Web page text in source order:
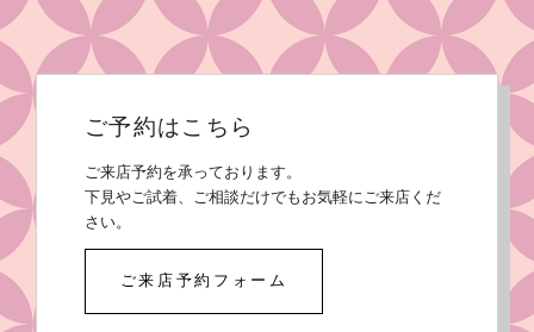
ご予約はこちら
ご来店予約を承っております。
下見やご試着、ご相談だけでもお気軽にご来店くだ
さい。
ご来店予約フォーム